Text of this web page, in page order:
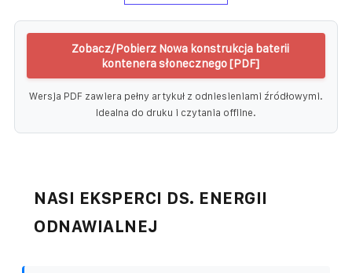
Zobacz/Pobierz Nowa konstrukcja baterii
kontenera słonecznego [PDF]
Wersja PDF zawiera pełny artykuł z odniesieniami źródłowymi.
Idealna do druku i czytania offline.
NASI EKSPERCI DS. ENERGII
ODNAWIALNEJ